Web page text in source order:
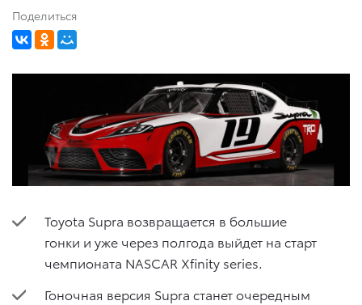
Поделиться
Toyota Supra возвращается в большие
гонки и уже через полгода выйдет на старт
чемпионата NASCAR Xfinity series.
Гоночная версия Supra станет очередным